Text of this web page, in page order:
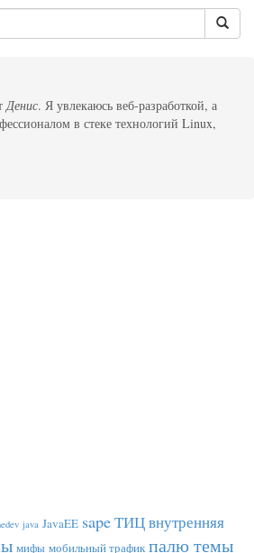
Денис. Я увлекаюсь веб-разработкой, а
в стеке технологий Linux,
java JavaEE sapeТИЦвнутренняя
мифы мобильный трафик палю темы